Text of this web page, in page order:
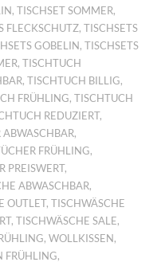
,TISCHSET SOMMER,
FLECKSCHUTZ,TISCHSETS
GOBELIN,TISCHSETS
,TISCHTUCH
,TISCHTUCH BILLIG,
FRÜHLING,TISCHTUCH
REDUZIERT,
,
FRÜHLING,
PREISWERT,
ABWASCHBAR,
OUTLET,TISCHWÄSCHE
,TISCHWÄSCHE SALE,
,WOLLKISSEN ,
FRÜHLING,